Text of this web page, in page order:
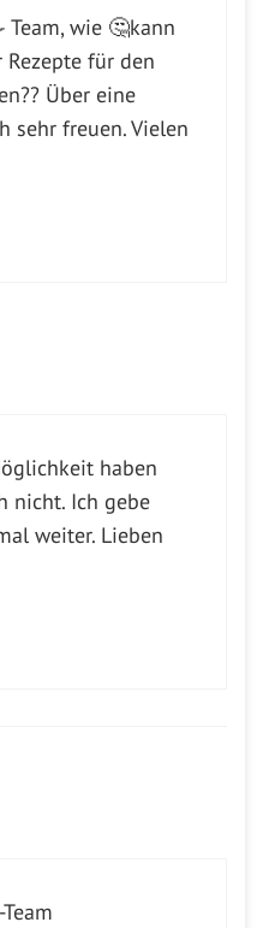
wie 🤔kann
für den
Über eine
sehr freuen. Vielen
haben
nicht. Ich gebe
weiter. Lieben